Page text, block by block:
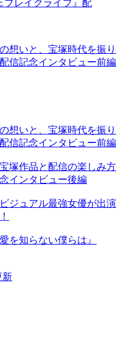
想いと、宝塚時代を振り
信記念インタビュー前編
想いと、宝塚時代を振り
信記念インタビュー前編
塚作品と配信の楽しみ方
インタビュー後編
ジュアル最強女優が出演
を知らない僕らは』
新